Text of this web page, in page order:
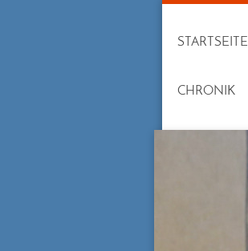
STARTSEITE
CHRONIK